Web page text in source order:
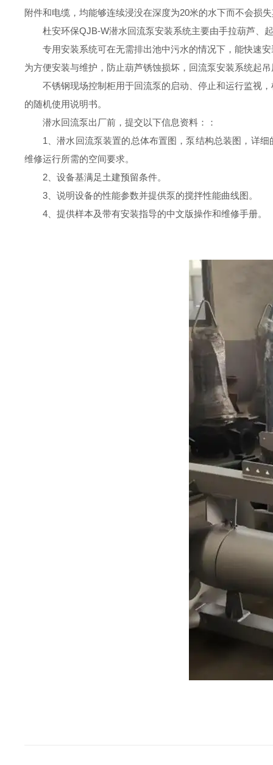
附件和电缆，均能够连续浸没在深度为20米的水下而不会损
杜安环保QJB-W潜水回流泵安装系统主要由手拉葫芦、
专用安装系统可在无需排出池中污水的情况下，能快速
为方便安装与维护，防止葫芦锈蚀损坏，回流泵安装系统起
不锈钢现场控制柜用于回流泵的启动、停止和运行监视
的随机使用说明书。
潜水回流泵出厂前， 提交以下信息资料 ：
：
1、潜水回流泵装置的总体布置图，泵结构总装图，详
维修运行所需的空间要求。
2、设备基满足土建预留条件。
3、说明设备的性能参数并提供泵的搅拌性能曲线图。
4、提供样本及带有安装指导的中文版操作和维修手册。